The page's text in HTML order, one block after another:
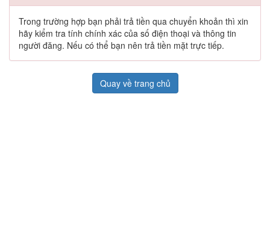
Trong trường hợp bạn phải trả tiền qua chuyển khoản thì xin
hãy kiểm tra tính chính xác của số điện thoại và thông tin
người đăng. Nếu có thể bạn nên trả tiền mặt trực tiếp.
Quay về trang chủ